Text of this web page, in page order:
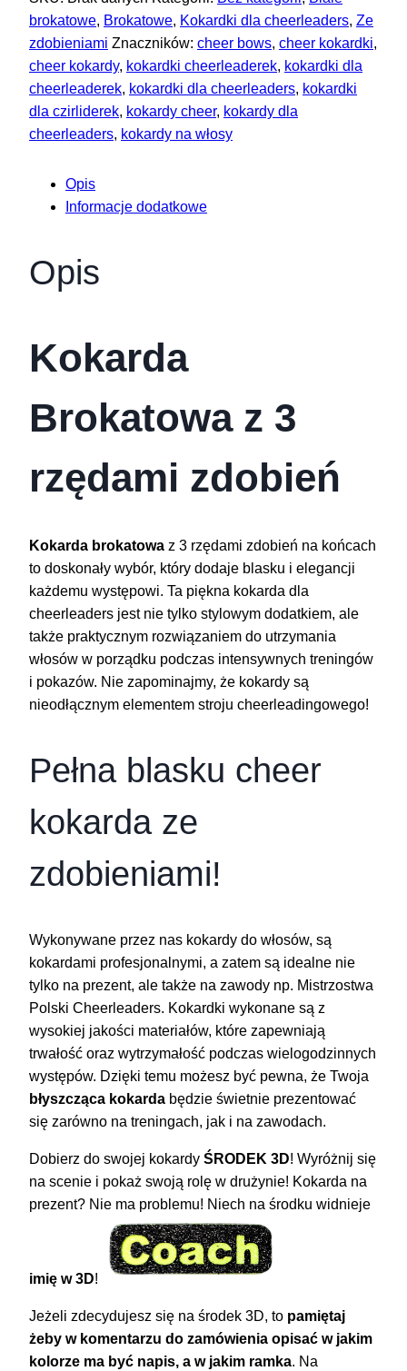
3
rzędami
zdobień
brokatowe, Brokatowe, Kokardki dla cheerleaders, Ze
zdobieniami Znaczników: cheer bows, cheer kokardki,
cheer kokardy, kokardki cheerleaderek, kokardki dla
cheerleaderek, kokardki dla cheerleaders, kokardki
dla czirliderek, kokardy cheer, kokardy dla
cheerleaders, kokardy na włosy
Opis
Informacje dodatkowe
Opis
Kokarda
Brokatowa z 3
rzędami zdobień
Kokarda brokatowa z 3 rzędami zdobień na końcach
to doskonały wybór, który dodaje blasku i elegancji
każdemu występowi. Ta piękna kokarda dla
cheerleaders jest nie tylko stylowym dodatkiem, ale
także praktycznym rozwiązaniem do utrzymania
włosów w porządku podczas intensywnych treningów
i pokazów. Nie zapominajmy, że kokardy są
nieodłącznym elementem stroju cheerleadingowego!
Pełna blasku cheer
kokarda ze
zdobieniami!
Wykonywane przez nas kokardy do włosów, są
kokardami profesjonalnymi, a zatem są idealne nie
tylko na prezent, ale także na zawody np. Mistrzostwa
Polski Cheerleaders. Kokardki wykonane są z
wysokiej jakości materiałów, które zapewniają
trwałość oraz wytrzymałość podczas wielogodzinnych
występów. Dzięki temu możesz być pewna, że Twoja
błyszcząca kokarda będzie świetnie prezentować
się zarówno na treningach, jak i na zawodach.
Dobierz do swojej kokardy ŚRODEK 3D! Wyróżnij się
na scenie i pokaż swoją rolę w drużynie! Kokarda na
prezent? Nie ma problemu! Niech na środku widnieje
imię w 3D!
Jeżeli zdecydujesz się na środek 3D, to pamiętaj
żeby w komentarzu do zamówienia opisać w jakim
kolorze ma być napis, a w jakim ramka. Na